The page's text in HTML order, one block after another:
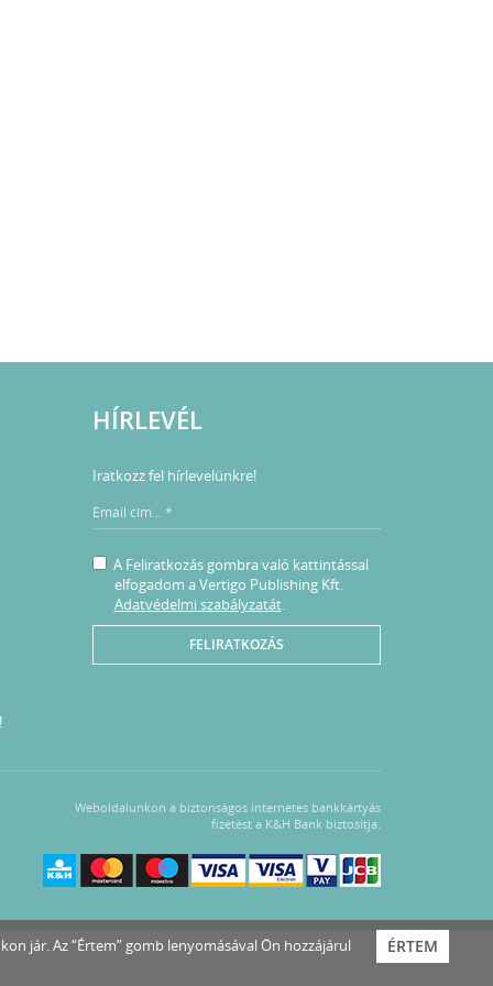
HÍRLEVÉL
Iratkozz fel hírlevelünkre!
A Feliratkozás gombra való kattintással
elfogadom a Vertigo Publishing Kft.
Adatvédelmi szabályzatát.
FELIRATKOZÁS
Weboldalunkon a biztonságos internetes bankkártyás
fizetést a K&H Bank biztosítja.
ÉRTEM
jár. Az “Értem” gomb lenyomásával Ön hozzájárul